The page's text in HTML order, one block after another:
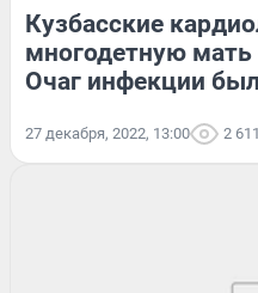
Кузбасские
многодетную
Очаг инфекции
27 декабря, 2022, 13:00 2 611